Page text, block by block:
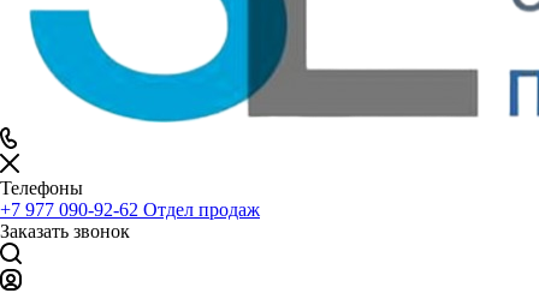
Телефоны
+7 977 090-92-62 Отдел продаж
Заказать звонок